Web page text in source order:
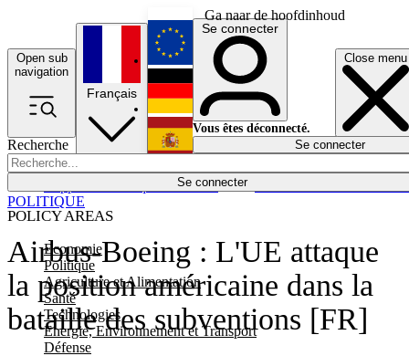
Ga naar de hoofdinhoud
Open sub
navigation
Close menu
Recherche
Se connecter
POLICY AREAS
Economie
Politique
Agriculture et Alimentation
Santé
Technologies
Energie, Environnement et Transport
Défense
Économie
Français
English
Deutsch
Español
Se connecter
Vous êtes déconnecté.
Se connecter
Airbus-Boeing : L'UE attaque
la position américaine dans la
bataille des subventions [FR]
POLITIQUE